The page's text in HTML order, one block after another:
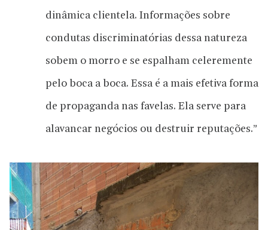
dinâmica clientela. Informações sobre
condutas discriminatórias dessa natureza
sobem o morro e se espalham celeremente
pelo boca a boca. Essa é a mais efetiva forma
de propaganda nas favelas. Ela serve para
alavancar negócios ou destruir reputações.”